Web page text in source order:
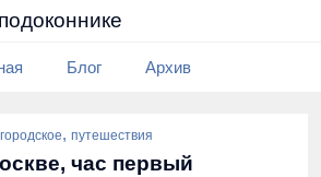
Блог Архив
городское, путешествия
час первый